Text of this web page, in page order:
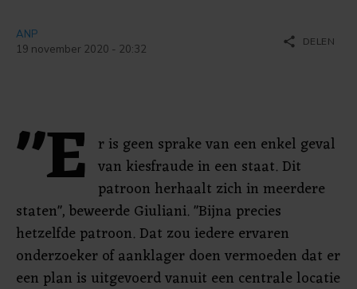
ANP
19 november 2020 - 20:32
share DELEN
"E r is geen sprake van een enkel geval
van kiesfraude in een staat. Dit
patroon herhaalt zich in meerdere
staten", beweerde Giuliani. "Bijna precies
hetzelfde patroon. Dat zou iedere ervaren
onderzoeker of aanklager doen vermoeden dat er
een plan is uitgevoerd vanuit een centrale locatie